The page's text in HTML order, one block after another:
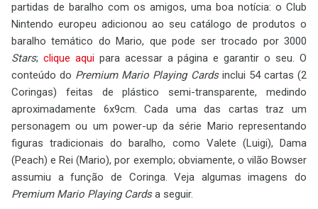
partidas de baralho com os amigos, uma boa notícia: o Club
Nintendo europeu adicionou ao seu catálogo de produtos o
baralho temático do Mario, que pode ser trocado por 3000
Stars; clique aquipara acessar a página e garantir o seu. O
conteúdo do Premium Mario Playing Cardsinclui 54 cartas (2
Coringas) feitas de plástico semi-transparente, medindo
aproximadamente 6x9cm. Cada uma das cartas traz um
personagem ou um power-up da série Mario representando
figuras tradicionais do baralho, como Valete (Luigi), Dama
(Peach) e Rei (Mario), por exemplo; obviamente, o vilão Bowser
assumiu a função de Coringa. Veja algumas imagens do
Premium Mario Playing Cardsa seguir.